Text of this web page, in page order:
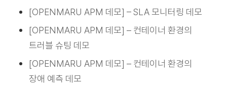
[OPENMARU APM 데모] – SLA 모니터링 데모
[OPENMARU APM 데모] – 컨테이너 환경의
트러블 슈팅 데모
[OPENMARU APM 데모] – 컨테이너 환경의
장애 예측 데모